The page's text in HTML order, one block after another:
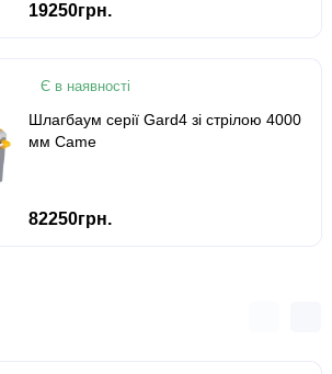
19250грн.
Є в наявності
Шлагбаум серії Gard4 зі стрілою 4000
мм Came
82250грн.